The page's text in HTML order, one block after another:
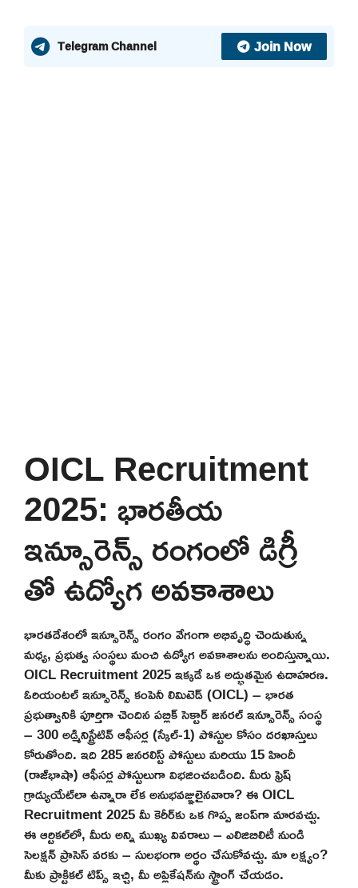
Telegram Channel Join Now
OICL Recruitment
2025: భారతీయ
ఇన్సూరెన్స్ రంగంలో డిగ్రీ
తో ఉద్యోగ అవకాశాలు
భారతదేశంలో ఇన్సూరెన్స్ రంగం వేగంగా అభివృద్ధి చెందుతున్న
మధ్య, ప్రభుత్వ సంస్థలు మంచి ఉద్యోగ అవకాశాలను అందిస్తున్నాయి.
OICL Recruitment 2025 ఇక్కడే ఒక అద్భుతమైన ఉదాహరణ.
ఓరియంటల్ ఇన్సూరెన్స్ కంపెనీ లిమిటెడ్ (OICL) – భారత
ప్రభుత్వానికి పూర్తిగా చెందిన పబ్లిక్ సెక్టార్ జనరల్ ఇన్సూరెన్స్ సంస్థ
– 300 అడ్మినిస్ట్రేటివ్ ఆఫీసర్ల (స్కేల్-1) పోస్టుల కోసం దరఖాస్తులు
కోరుతోంది. ఇది 285 జనరలిస్ట్ పోస్టులు మరియు 15 హిందీ
(రాజ్‌భాషా) ఆఫీసర్ల పోస్టులుగా విభజించబడింది. మీరు ఫ్రెష్
గ్రాడ్యుయేట్‌లా ఉన్నారా లేక అనుభవజ్ఞులైనవారా? ఈ OICL
Recruitment 2025 మీ కెరీర్‌కు ఒక గొప్ప జంప్‌గా మారవచ్చు.
ఈ ఆర్టికల్‌లో, మీరు అన్ని ముఖ్య వివరాలు – ఎలిజిబిలిటీ నుండి
సెలక్షన్ ప్రాసెస్ వరకు – సులభంగా అర్థం చేసుకోవచ్చు. మా లక్ష్యం?
మీకు ప్రాక్టికల్ టిప్స్ ఇచ్చి, మీ అప్లికేషన్‌ను స్ట్రాంగ్ చేయడం.